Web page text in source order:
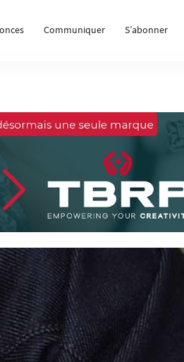
Communiquer S’abonner